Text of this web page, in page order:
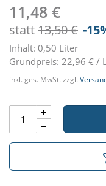
11,48 €
statt13,50 € -15
Inhalt: 0,50 Liter
Grundpreis: 22,96 € /
inkl. ges. MwSt. zzgl.